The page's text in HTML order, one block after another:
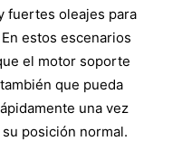
fuertes oleajes para
estos escenarios
el motor soporte
que pueda
una vez
posición normal.